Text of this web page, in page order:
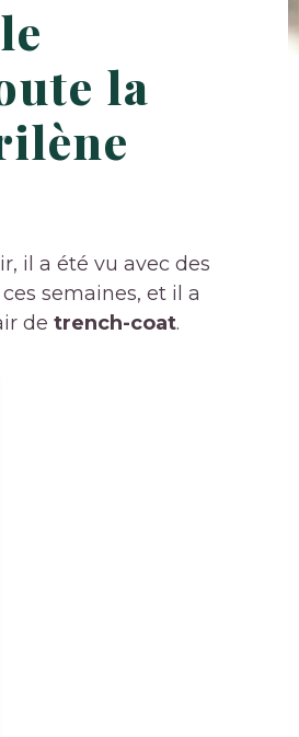
la
il a été vu avec des
semaines, et il a
de trench-coat.